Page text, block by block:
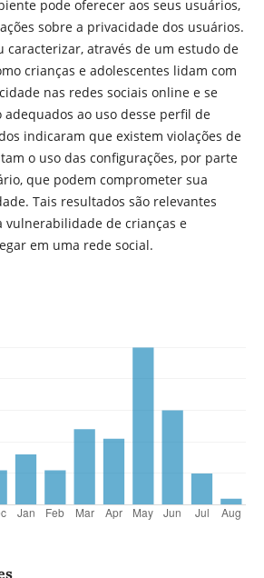
pode oferecer aos seus usuários,
sobre a privacidade dos usuários.
caracterizar, através de um estudo de
crianças e adolescentes lidam com
nas redes sociais online e se
adequados ao uso desse perfil de
indicaram que existem violações de
o uso das configurações, por parte
que podem comprometer sua
Tais resultados são relevantes
vulnerabilidade de crianças e
em uma rede social.